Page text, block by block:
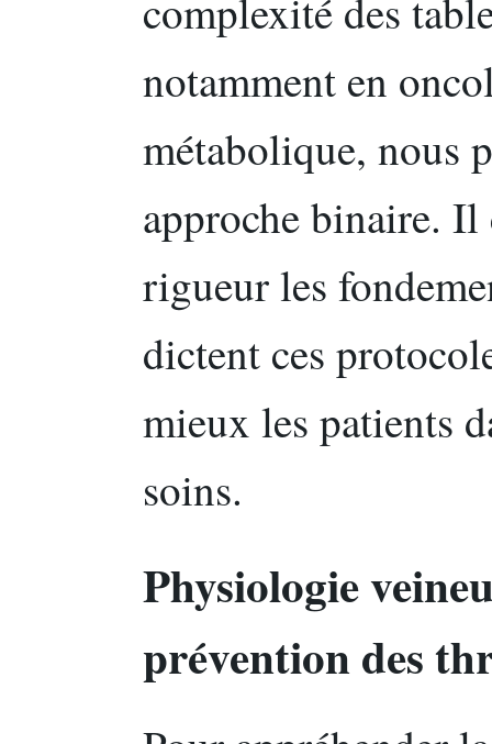
complexité des
notamment en
métabolique, nous
approche binaire. Il
rigueur les
dictent ces
mieux les patients
soins.
Physiologie
prévention des